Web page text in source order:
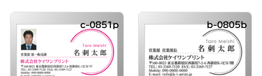
c-0851p b-0805b